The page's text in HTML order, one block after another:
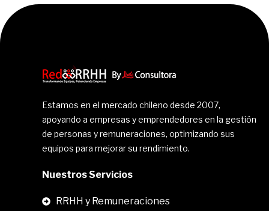
Estamos en el mercado chileno desde 2007,
apoyando a empresas y emprendedores en la gestión
de personas y remuneraciones, optimizando sus
equipos para mejorar su rendimiento.
Nuestros Servicios
RRHH y Remuneraciones